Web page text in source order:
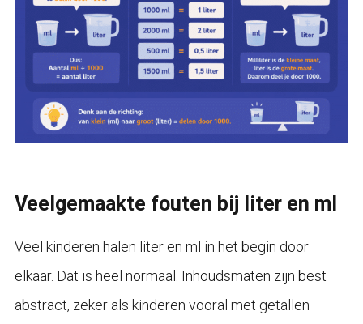
Veelgemaakte fouten bij liter en ml
Veel kinderen halen liter en ml in het begin door
elkaar. Dat is heel normaal. Inhoudsmaten zijn best
abstract, zeker als kinderen vooral met getallen